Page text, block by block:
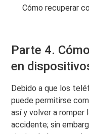
Cómo recuperar
Parte 4.
en
Debido a que los
puede permitirse
así y volver a romper
accidente; sin